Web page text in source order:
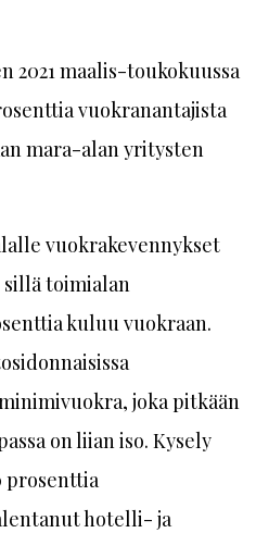
2021 maalis-toukokuussa
vuokranantajista
mara-alan yritysten
vuokrakevennykset
toimialan
kuluu vuokraan.
joka pitkään
on liian iso. Kysely
prosenttia
hotelli- ja